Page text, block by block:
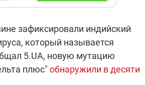
зафиксировали индийский
который называется
5.UA, новую мутацию
плюс" обнаружили в десяти